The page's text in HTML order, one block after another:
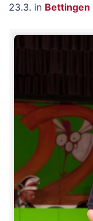
23.3. in Bettingen